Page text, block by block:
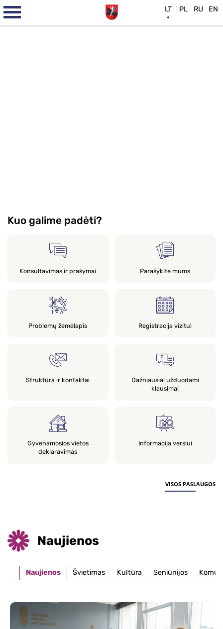
Kuo galime padėti?
Konsultavimas ir prašymai Parašykite mums
Problemų žemėlapis Registracija vizitui
Struktūra ir kontaktai
Dažniausiai užduodami
klausimai
Gyvenamosios vietos
deklaravimas
Informacija verslui
VISOS PASLAUGOS
Naujienos
Naujienos Švietimas Kultūra Seniūnijos
LT PL RU EN